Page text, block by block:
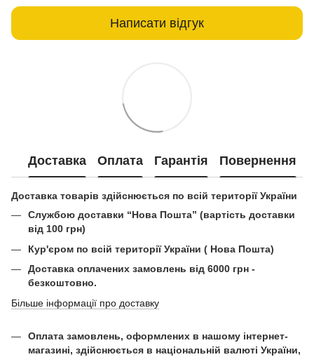
Написати відгук
Доставка Оплата Гарантія Повернення
Доставка товарів здійснюється по всій території України
Службою доставки “Нова Пошта” (вартість доставки
від 100 грн)
Кур'єром по всій території України ( Нова Пошта)
Доставка оплачених замовлень від 6000 грн -
безкоштовно.
Більше інформації про доставку
Оплата замовлень, оформлених в нашому інтернет-
магазині, здійснюється в національній валюті України,